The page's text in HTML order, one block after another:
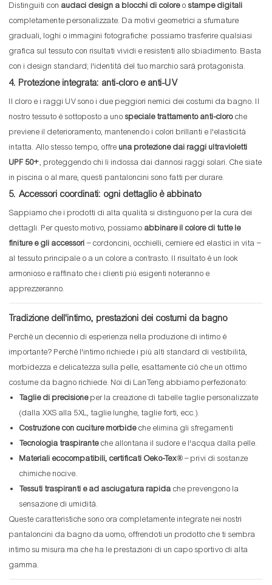
Distinguiti con audaci design a blocchi di coloreo stampe digitali
completamente personalizzate. Da motivi geometrici a sfumature
graduali, loghi o immagini fotografiche: possiamo trasferire qualsiasi
grafica sul tessuto con risultati vividi e resistenti allo sbiadimento. Basta
con i design standard; l'identità del tuo marchio sarà protagonista.
4. Protezione integrata: anti-cloro e anti-UV
Il cloro e i raggi UV sono i due peggiori nemici dei costumi da bagno. Il
nostro tessuto è sottoposto a uno speciale trattamento anti-cloroche
previene il deterioramento, mantenendo i colori brillanti e l'elasticità
intatta. Allo stesso tempo, offre una protezione dai raggi ultravioletti
UPF 50+, proteggendo chi li indossa dai dannosi raggi solari. Che siate
in piscina o al mare, questi pantaloncini sono fatti per durare.
5. Accessori coordinati: ogni dettaglio è abbinato
Sappiamo che i prodotti di alta qualità si distinguono per la cura dei
dettagli. Per questo motivo, possiamo abbinare il colore di tutte le
finiture e gli accessori – cordoncini, occhielli, cerniere ed elastici in vita –
al tessuto principale o a un colore a contrasto. Il risultato è un look
armonioso e raffinato che i clienti più esigenti noteranno e
apprezzeranno.
Tradizione dell'intimo, prestazioni dei costumi da bagno
Perché un decennio di esperienza nella produzione di intimo è
importante? Perché l'intimo richiede i più alti standard di vestibilità,
morbidezza e delicatezza sulla pelle, esattamente ciò che un ottimo
costume da bagno richiede. Noi di LanTeng abbiamo perfezionato:
Taglie di precisioneper la creazione di tabelle taglie personalizzate
(dalla XXS alla 5XL, taglie lunghe, taglie forti, ecc.).
Costruzione con cuciture morbideche elimina gli sfregamenti
Tecnologia traspiranteche allontana il sudore e l'acqua dalla pelle.
Materiali ecocompatibili, certificati Oeko-Tex®– privi di sostanze
chimiche nocive.
Tessuti traspiranti e ad asciugatura rapida che prevengono la
sensazione di umidità.
Queste caratteristiche sono ora completamente integrate nei nostri
pantaloncini da bagno da uomo, offrendoti un prodotto che ti sembra
intimo su misura ma che ha le prestazioni di un capo sportivo di alta
gamma.